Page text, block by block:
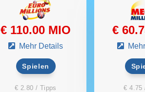
€ 110.00 MIO
Mehr Details
Spielen
€ 2.80 / Tipps
€
€ 4.75